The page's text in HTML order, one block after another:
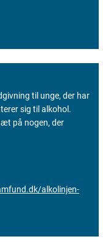
til unge, der har
sig til alkohol.
på nogen, der
alkolinjen-